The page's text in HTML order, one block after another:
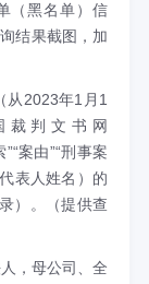
（黑名单）信
结果截图，加
2023年1月1
裁判文书网
案由”“刑事案
表人姓名）的
）。（提供查
，母公司、全